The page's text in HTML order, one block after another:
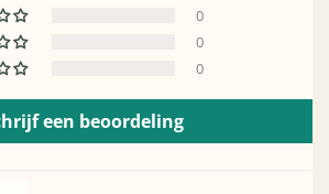
0
0
0
een beoordeling